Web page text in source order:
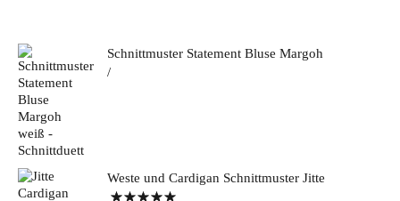
Schnittmuster Statement Bluse Margoh
Weste und Cardigan Schnittmuster Jitte